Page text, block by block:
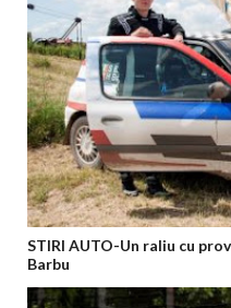
STIRI AUTO-Un raliu cu
Barbu